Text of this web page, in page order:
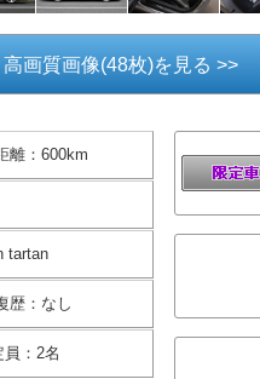
高画質画像(48枚)を見る >>
離： 600km
tartan
歴： なし
員 ： 2名